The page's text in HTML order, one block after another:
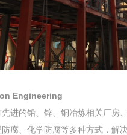
Engineering
的铅、锌、铜冶炼相关厂房、
腐、化学防腐等多种方式，解